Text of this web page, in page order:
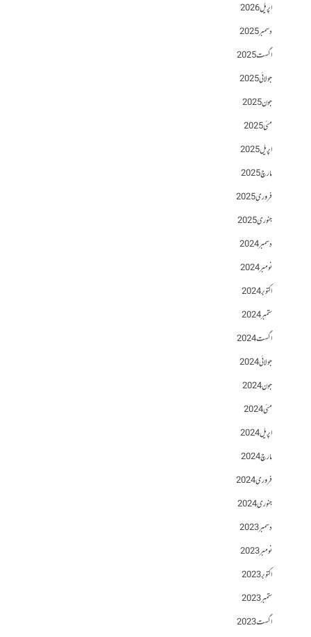
اپریل 2026
دسمبر 2025
اگست 2025
جولائی 2025
جون 2025
مئی 2025
اپریل 2025
مارچ 2025
فروری 2025
جنوری 2025
دسمبر 2024
نومبر 2024
اکتوبر 2024
ستمبر 2024
اگست 2024
جولائی 2024
جون 2024
مئی 2024
اپریل 2024
مارچ 2024
فروری 2024
جنوری 2024
دسمبر 2023
نومبر 2023
اکتوبر 2023
ستمبر 2023
اگست 2023